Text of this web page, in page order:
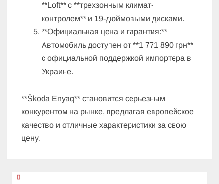
**Loft** с **трехзонным климат-
контролем** и 19-дюймовыми дисками.
**Официальная цена и гарантия:**
Автомобиль доступен от **1 771 890 грн**
с официальной поддержкой импортера в
Украине.
**Škoda Enyaq** становится серьезным
конкурентом на рынке, предлагая европейское
качество и отличные характеристики за свою
цену.
Навигация